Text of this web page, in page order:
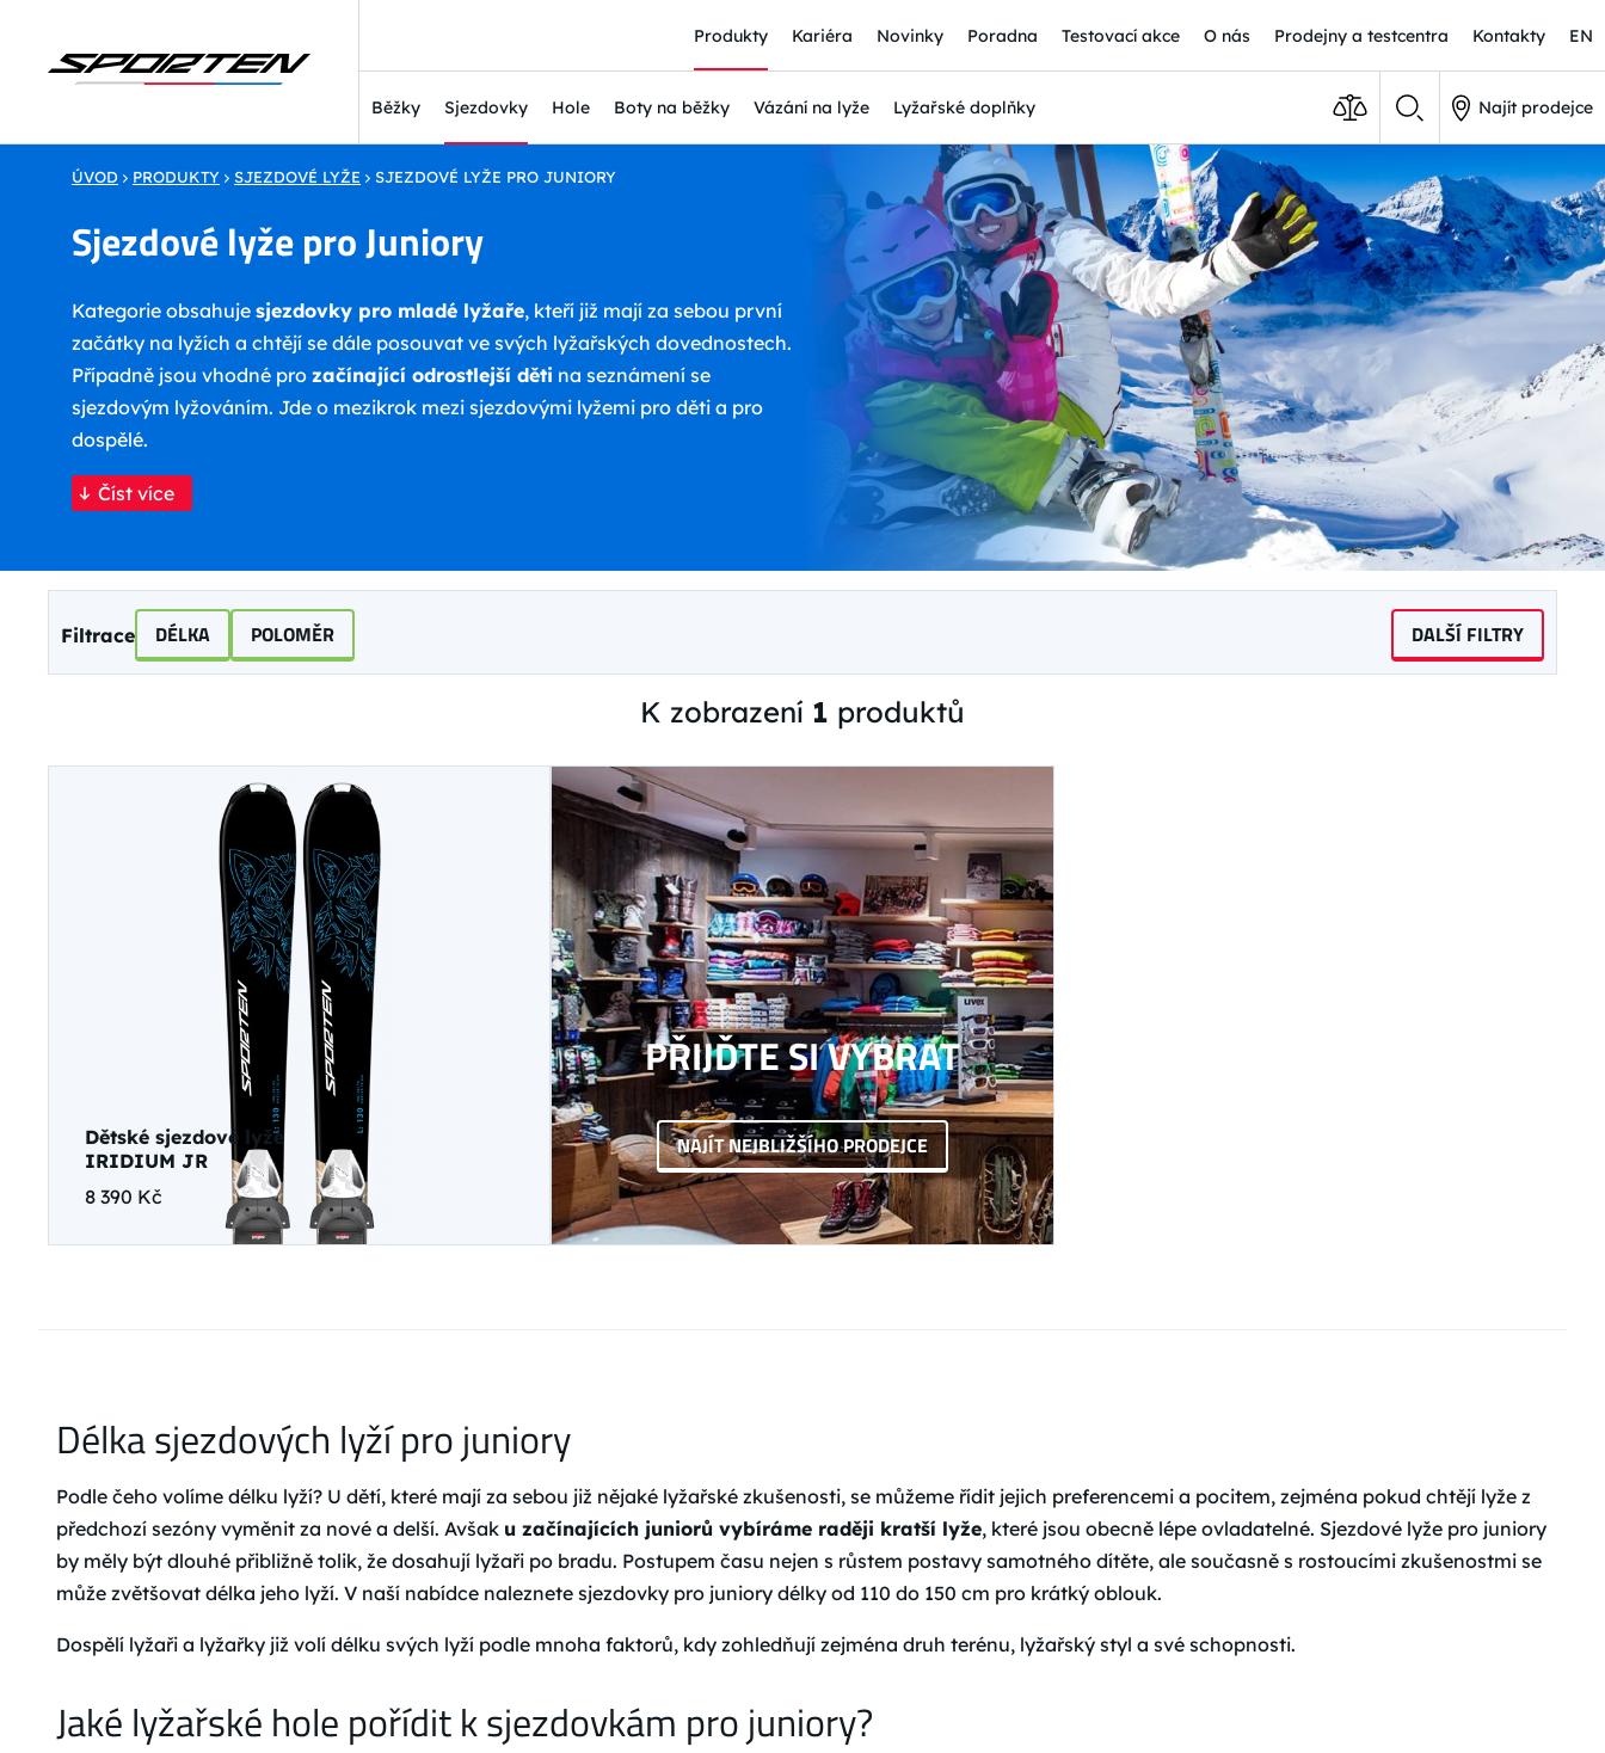
Produkty Kariéra Novinky Poradna Testovací akce O nás Prodejny a testcentra Kontakty EN
Běžky Sjezdovky Hole Boty na běžky Vázání na lyže Lyžařské doplňky Najít prodejce
ÚVOD PRODUKTY SJEZDOVÉ LYŽE SJEZDOVÉ LYŽE PRO JUNIORY
Sjezdové lyže pro Juniory
Kategorie obsahuje sjezdovky pro mladé lyžaře, kteří již mají za sebou první
začátky na lyžích a chtějí se dále posouvat ve svých lyžařských dovednostech.
Případně jsou vhodné pro začínající odrostlejší děti na seznámení se
sjezdovým lyžováním. Jde o mezikrok mezi sjezdovými lyžemi pro děti a pro
dospělé.
Číst více
Filtrace DÉLKA POLOMĚR DALŠÍ FILTRY
K zobrazení 1 produktů
Dětské sjezdové lyže
IRIDIUM JR
8 390 Kč
PŘIJĎTE SI VYBRAT
NAJÍT NEJBLIŽŠÍHO PRODEJCE
Délka sjezdových lyží pro juniory
Podle čeho volíme délku lyží? U dětí, které mají za sebou již nějaké lyžařské zkušenosti, se můžeme řídit jejich preferencemi a pocitem, zejména pokud chtějí lyže z
předchozí sezóny vyměnit za nové a delší. Avšak u začínajících juniorů vybíráme raději kratší lyže, které jsou obecně lépe ovladatelné. Sjezdové lyže pro juniory
by měly být dlouhé přibližně tolik, že dosahují lyžaři po bradu. Postupem času nejen s růstem postavy samotného dítěte, ale současně s rostoucími zkušenostmi se
může zvětšovat délka jeho lyží. V naší nabídce naleznete sjezdovky pro juniory délky od 110 do 150 cm pro krátký oblouk.
Dospělí lyžaři a lyžařky již volí délku svých lyží podle mnoha faktorů, kdy zohledňují zejména druh terénu, lyžařský styl a své schopnosti.
Jaké lyžařské hole pořídit k sjezdovkám pro juniory?